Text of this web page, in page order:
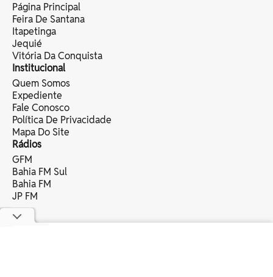
Página Principal
Feira De Santana
Itapetinga
Jequié
Vitória Da Conquista
Institucional
Quem Somos
Expediente
Fale Conosco
Política De Privacidade
Mapa Do Site
Rádios
GFM
Bahia FM Sul
Bahia FM
JP FM